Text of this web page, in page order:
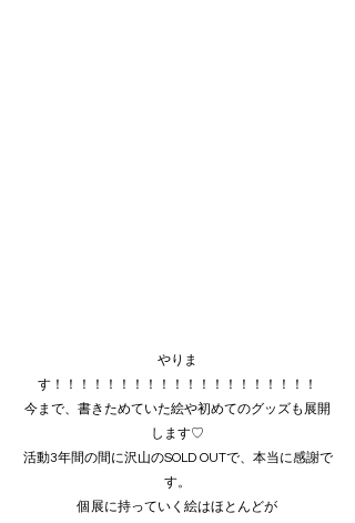
やりま
す！！！！！！！！！！！！！！！！！！！！
今まで、書きためていた絵や初めてのグッズも展開
します♡
活動3年間の間に沢山のSOLD OUTで、本当に感謝で
す。
個展に持っていく絵はほとんどが